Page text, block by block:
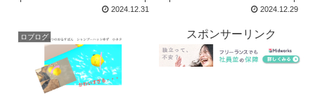
2024.12.31 2024.12.29
ロブログ スポンサーリンク